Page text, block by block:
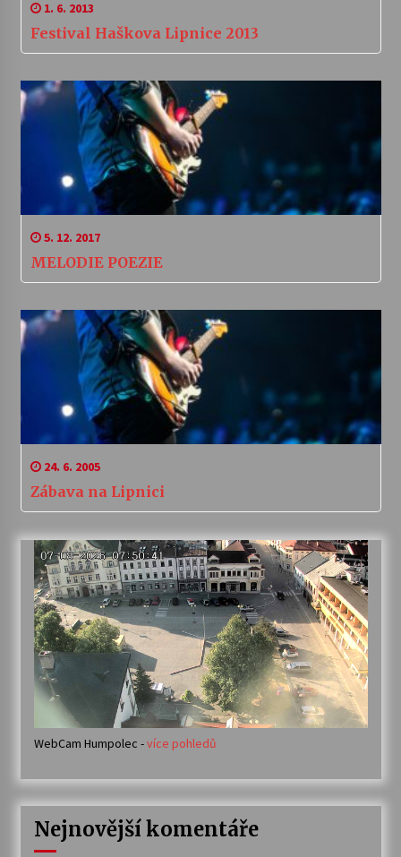
1. 6. 2013
Festival Haškova Lipnice 2013
5. 12. 2017
MELODIE POEZIE
24. 6. 2005
Zábava na Lipnici
WebCam Humpolec -více pohledů
Nejnovější komentáře